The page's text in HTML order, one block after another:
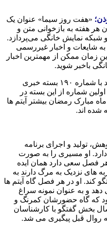
«هفت روز سیما» عنوان یک
هر هفته به بازخوانی متن و
شبکه نمایش خانگی می‌پردازد.
شایعات و اخبار غیررسمی
زمان ممکن از مهمترین اخبار
باخبر شوید.
امروز پنجشنبه ۷ فروردین می‌توانید با شماره ۱۹۰ بسته خبری
شماره از این بسته در
مبارک رمضان بیشتر آیتم ها
شده اند.
پژوهش، تولید و اجرای برنامه
او مسیری را به صورت
سعی دارد همان ایده
های نزدیک به مرگ دارند به
کند. او در هر فصل گاه آیتم ها
دهد و به عنوان نمونه سراغ
که گاه حضورشان کمرنگ و
بخش گفتگو با کارشناسان
روال قبل پیگیری می شد.